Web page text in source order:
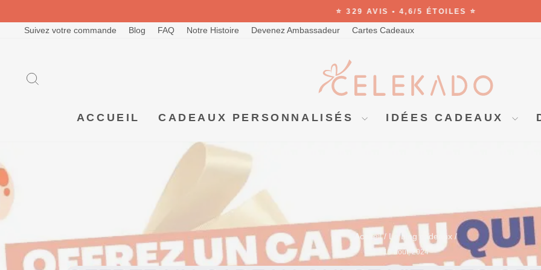
contenu
Diaporama
Pause
⭐ 329 AVIS • 4,6/5 ÉTOILES ⭐
Suivez votre commande Blog FAQ Notre Histoire Devenez Ambassadeur Cartes Cadeaux
ACCUEIL CADEAUX PERSONNALISÉS IDÉES CADEAUX
Accueil / Le blog cadeaux /
19 août, 2024